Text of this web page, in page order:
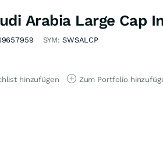
Arabia Large Cap
SYM: SWSALCP
hinzufügen Zum Portfolio